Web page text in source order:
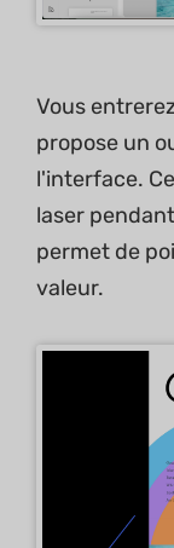
Vous
propose un
l'interface.
laser
permet de
valeur.